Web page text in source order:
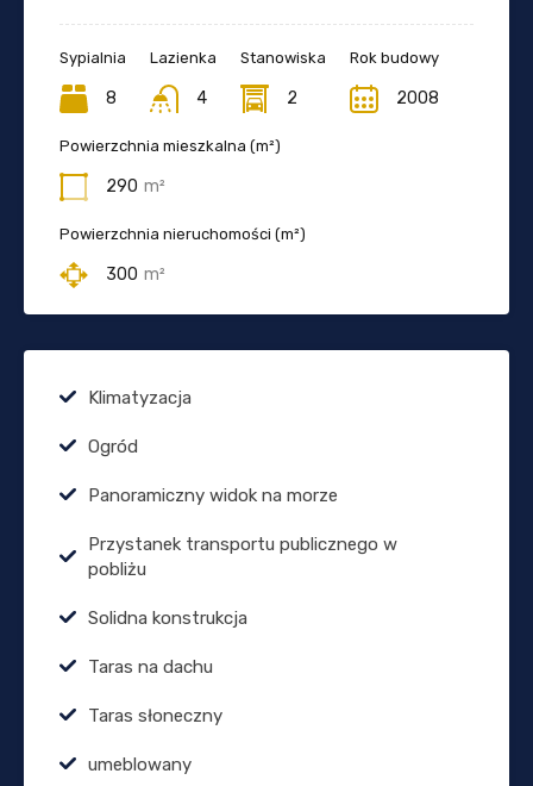
Sypialnia
8
Lazienka
4
Stanowiska
2
Rok budowy
2008
Powierzchnia mieszkalna (m²)
290 m²
Powierzchnia nieruchomości (m²)
300 m²
Klimatyzacja
Ogród
Panoramiczny widok na morze
Przystanek transportu publicznego w
pobliżu
Solidna konstrukcja
Taras na dachu
Taras słoneczny
umeblowany